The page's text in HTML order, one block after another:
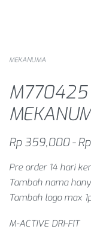
MEKANUMA
M770425
Rp 359,000 Rp
Pre order 14 hari
Tambah nama
Tambah logo max
M-ACTIVE DRI-FIT